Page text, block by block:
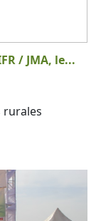
/ JMA, le...
rurales